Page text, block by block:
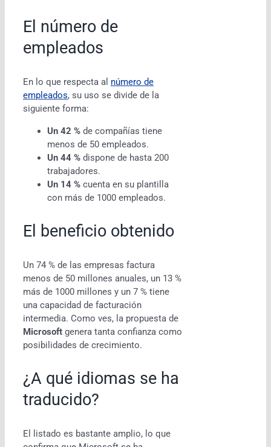
El número de
empleados
En lo que respecta al número de
empleados, su uso se divide de la
siguiente forma:
Un 42 % de compañías tiene
menos de 50 empleados.
Un 44 % dispone de hasta 200
trabajadores.
Un 14 % cuenta en su plantilla
con más de 1000 empleados.
El beneficio obtenido
Un 74 % de las empresas factura
menos de 50 millones anuales, un 13 %
más de 1000 millones y un 7 % tiene
una capacidad de facturación
intermedia. Como ves, la propuesta de
Microsoft genera tanta confianza como
posibilidades de crecimiento.
¿A qué idiomas se ha
traducido?
El listado es bastante amplio, lo que